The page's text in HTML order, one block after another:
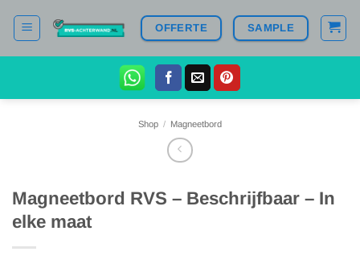
naar
OFFERTE SAMPLE
Shop / Magneetbord
Magneetbord RVS – Beschrijfbaar – In
elke maat